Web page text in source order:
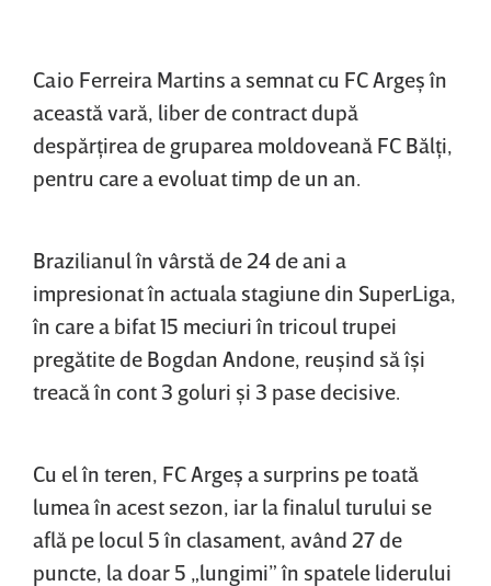
Caio Ferreira Martins a semnat cu FC Argeş în
această vară, liber de contract după
despărţirea de gruparea moldoveană FC Bălţi,
pentru care a evoluat timp de un an.
Brazilianul în vârstă de 24 de ani a
impresionat în actuala stagiune din SuperLiga,
în care a bifat 15 meciuri în tricoul trupei
pregătite de Bogdan Andone, reuşind să îşi
treacă în cont 3 goluri şi 3 pase decisive.
Cu el în teren, FC Argeş a surprins pe toată
lumea în acest sezon, iar la finalul turului se
află pe locul 5 în clasament, având 27 de
puncte, la doar 5 „lungimi” în spatele liderului